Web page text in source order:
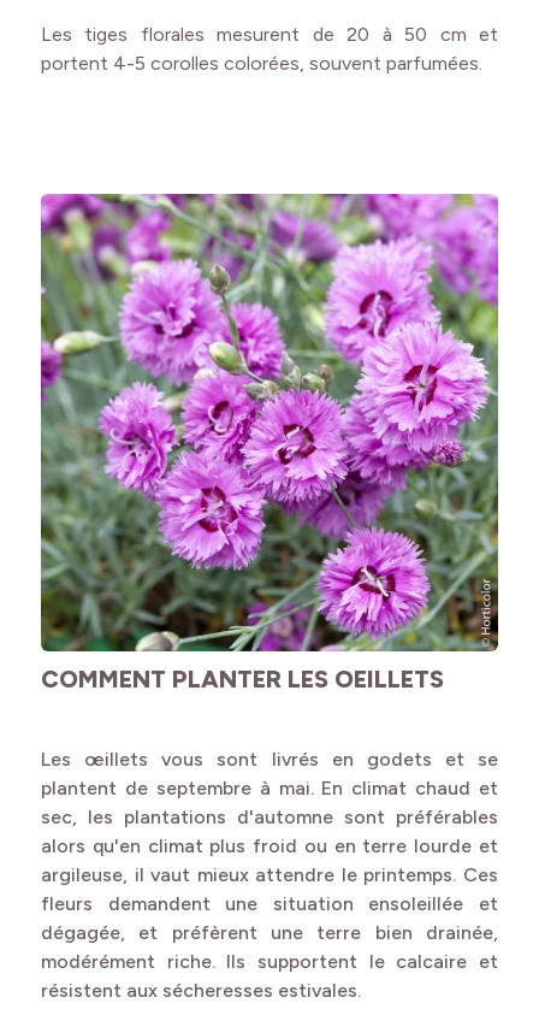
Les tiges florales mesurent de 20 à 50 cm et
portent 4-5 corolles colorées, souvent parfumées.
COMMENT PLANTER LES OEILLETS
Les œillets vous sont livrés en godets et se
plantent de septembre à mai. En climat chaud et
sec, les plantations d'automne sont préférables
alors qu'en climat plus froid ou en terre lourde et
argileuse, il vaut mieux attendre le printemps. Ces
fleurs demandent une situation ensoleillée et
dégagée, et préfèrent une terre bien drainée,
modérément riche. Ils supportent le calcaire et
résistent aux sécheresses estivales.